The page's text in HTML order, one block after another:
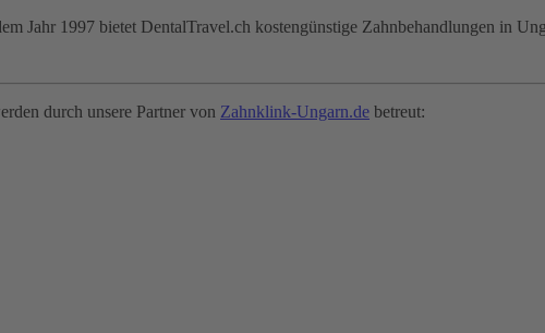
Jahr 1997 bietet DentalTravel.ch kostengünstige Zahnbehandlungen in
durch unsere Partner von Zahnklink-Ungarn.de betreut: